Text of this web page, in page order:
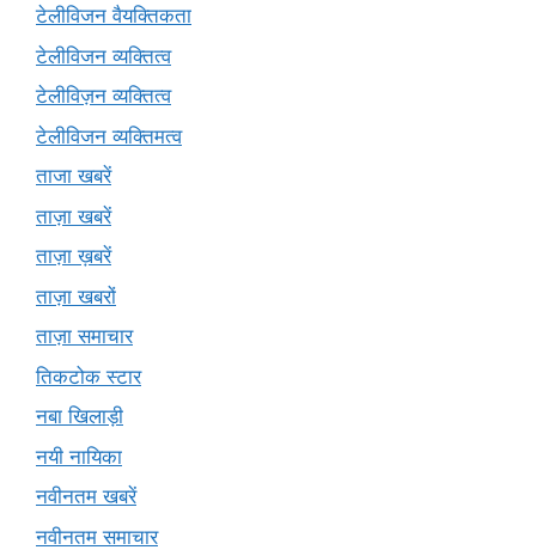
टेलीविजन वैयक्तिकता
टेलीविजन व्यक्तित्व
टेलीविज़न व्यक्तित्व
टेलीविजन व्यक्तिमत्व
ताजा खबरें
ताज़ा खबरें
ताज़ा ख़बरें
ताज़ा खबरों
ताज़ा समाचार
तिकटोक स्टार
नबा खिलाड़ी
नयी नायिका
नवीनतम खबरें
नवीनतम समाचार